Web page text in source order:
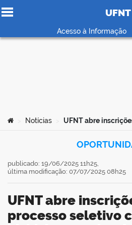
Ir para o conteúdo
UFNT
Acesso à Informação
Você está aqui:
Notícias
UFNT abre inscrições para
processo seletivo
publicado: 19/06/2025 11h25,
última modificação: 07/07/2025 08h25